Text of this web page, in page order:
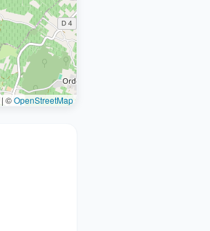
| ©OpenStreetMap